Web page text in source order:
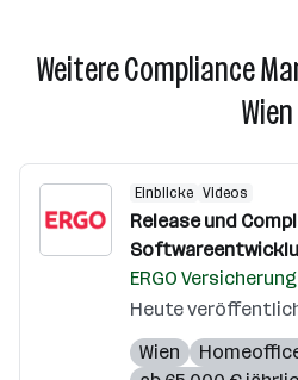
Weitere Compliance
Wien
Einblicke Videos
Release und
ERGO Versicherung
Heute
Wien